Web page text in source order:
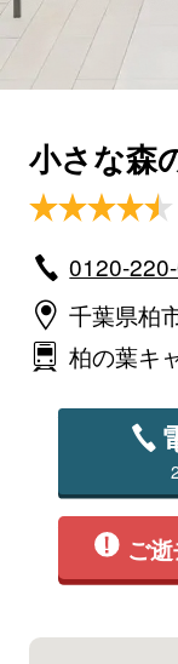
小さな森
0120-
千葉県柏
柏の葉キ
ご